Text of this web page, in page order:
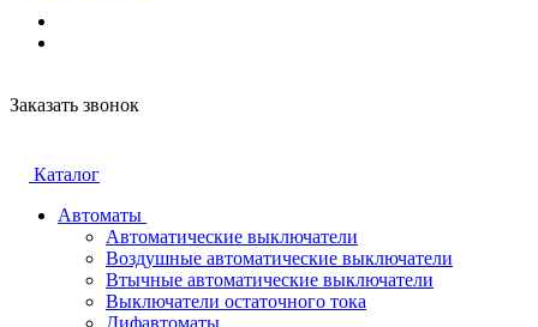
Заказать звонок
Каталог
Автоматы
Автоматические выключатели
Воздушные автоматические выключатели
Втычные автоматические выключатели
Выключатели остаточного тока
Дифавтоматы